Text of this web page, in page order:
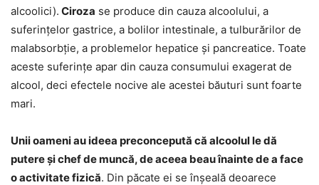
alcoolici). Ciroza se produce din cauza alcoolului, a
suferințelor gastrice, a bolilor intestinale, a tulburărilor de
malabsorbție, a problemelor hepatice și pancreatice. Toate
aceste suferințe apar din cauza consumului exagerat de
alcool, deci efectele nocive ale acestei băuturi sunt foarte
mari.
Unii oameni au ideea preconcepută că alcoolul le dă
putere și chef de muncă, de aceea beau înainte de a face
o activitate fizică. Din păcate ei se înșeală deoarece